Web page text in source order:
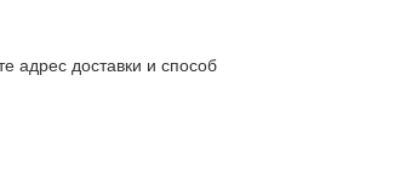
адрес доставки и способ